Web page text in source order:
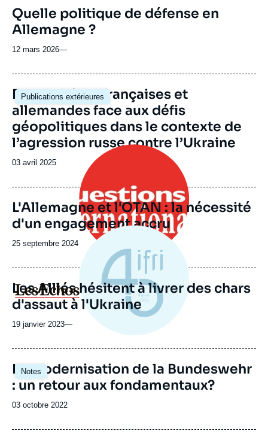
ou
émission
Quelle politique de défense en
Allemagne ?
12 mars 2026—
Publications extérieures
Image
principale
Perspectives françaises et
allemandes face aux défis
géopolitiques dans le contexte de
l’agression russe contre l’Ukraine
Date
publication
03 avril 2025
Image
principale
L'Allemagne et l'OTAN : la nécessité
d'un engagement accru
Date
publication
25 septembre 2024
Logo
Les Alliés hésitent à livrer des chars
d'assaut à l'Ukraine
19 janvier 2023—
Notes
Image
principale
La modernisation de la Bundeswehr
: un retour aux fondamentaux?
Date
publication
03 octobre 2022